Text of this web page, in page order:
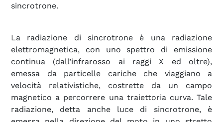
sincrotrone.
La radiazione di sincrotrone è una radiazione
elettromagnetica, con uno spettro di emissione
continua (dall’infrarosso ai raggi X ed oltre),
emessa da particelle cariche che viaggiano a
velocità relativistiche, costrette da un campo
magnetico a percorrere una traiettoria curva. Tale
radiazione, detta anche luce di sincrotrone, è